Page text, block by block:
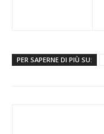
PER SAPERNE DI PIÙ SU: